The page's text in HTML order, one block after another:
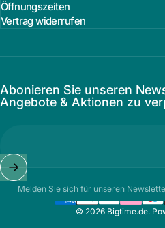
Öffnungszeiten
Vertrag widerrufen
Abonieren Sie unseren
Angebote & Aktionen zu
Melden Sie sich für unseren
© 2026 Bigtime.de.